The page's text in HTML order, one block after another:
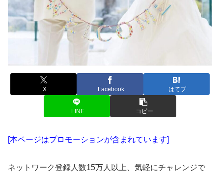
X Facebook はてブ
LINE コピー
[本ページはプロモーションが含まれています]
ネットワーク登録人数15万人以上、気軽にチャレンジで